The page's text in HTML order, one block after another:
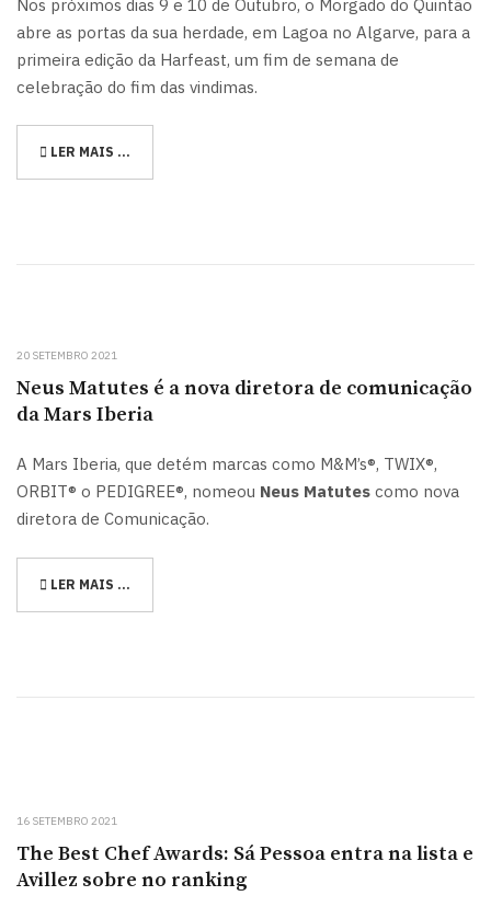
Nos próximos dias 9 e 10 de Outubro, o Morgado do Quintão
abre as portas da sua herdade, em Lagoa no Algarve, para a
primeira edição da Harfeast, um fim de semana de
celebração do fim das vindimas.
LER MAIS …
20 SETEMBRO 2021
Neus Matutes é a nova diretora de comunicação
da Mars Iberia
A Mars Iberia, que detém marcas como M&M’s®, TWIX®,
ORBIT® o PEDIGREE®, nomeou Neus Matutes como nova
diretora de Comunicação.
LER MAIS …
16 SETEMBRO 2021
The Best Chef Awards: Sá Pessoa entra na lista e
Avillez sobre no ranking